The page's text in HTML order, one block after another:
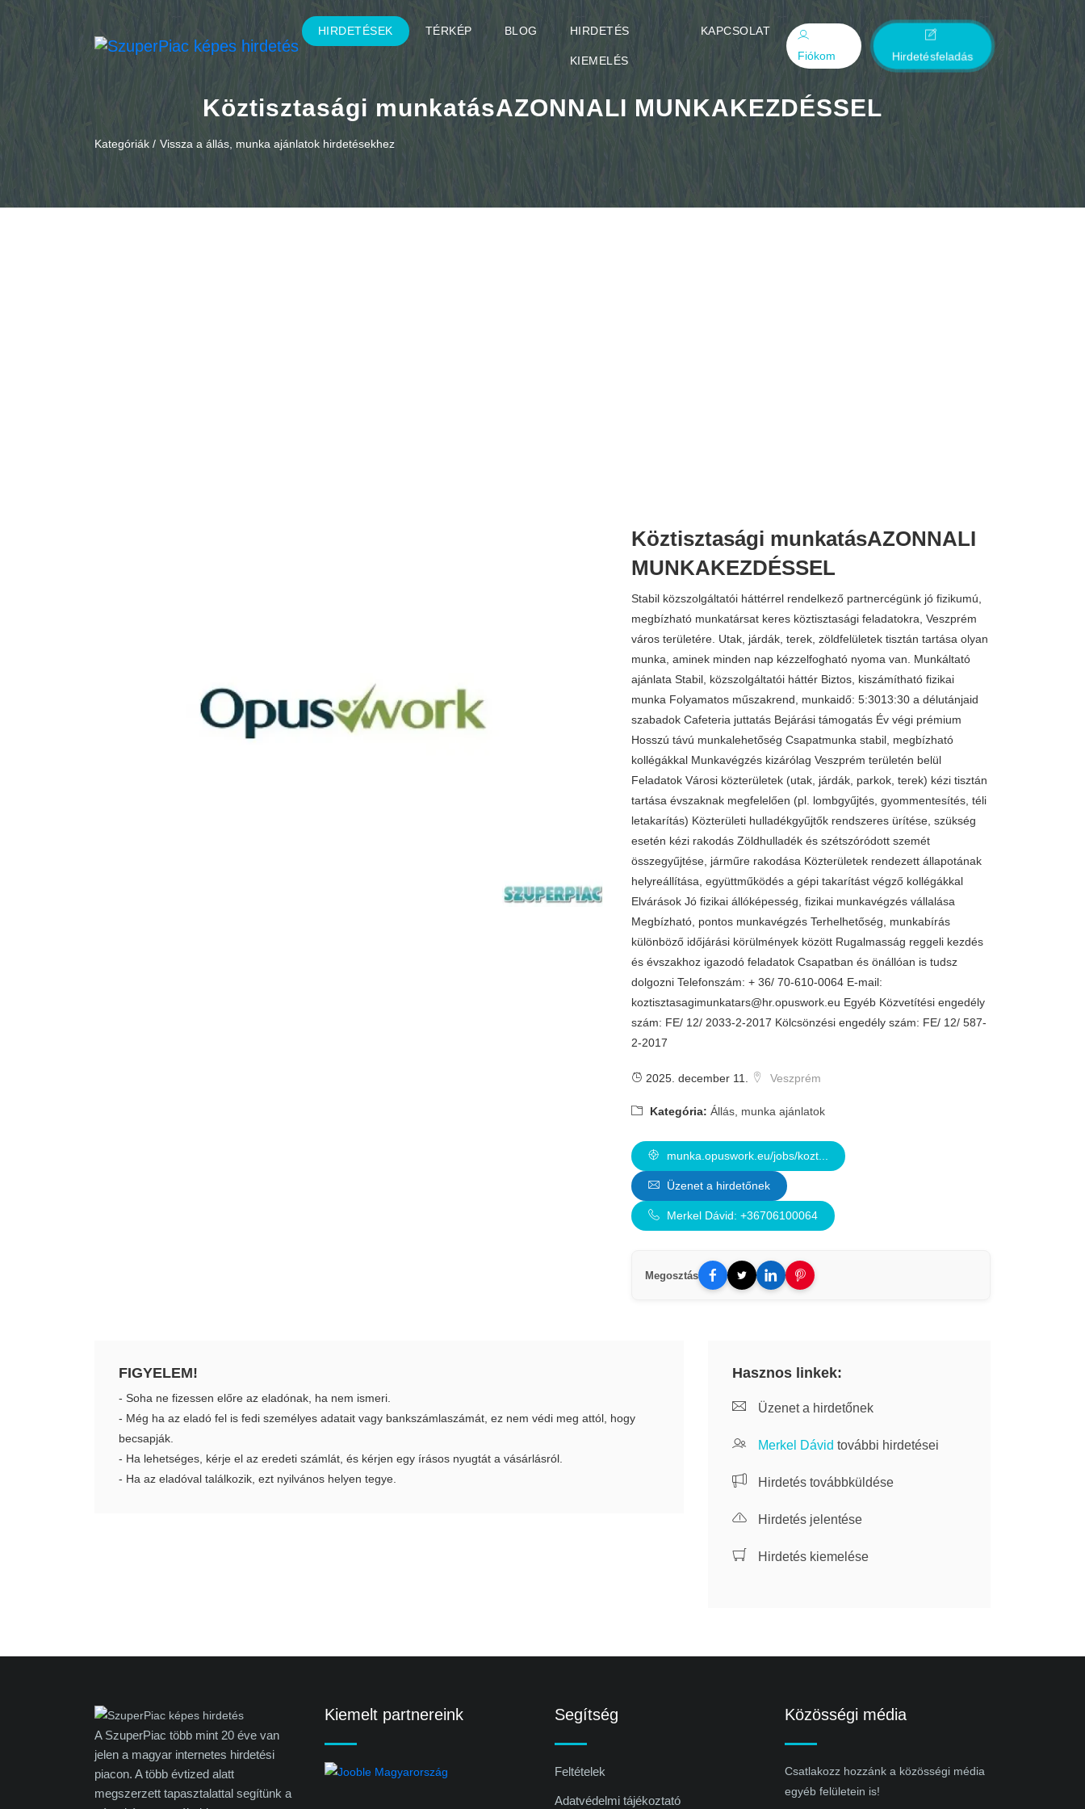
HIRDETÉSEK TÉRKÉP BLOG HIRDETÉS
KIEMELÉS
KAPCSOLAT
Fiókom
Hirdetésfeladás
Köztisztasági munkatásAZONNALI MUNKAKEZDÉSSEL
Kategóriák / Vissza a állás, munka ajánlatok hirdetésekhez
Köztisztasági munkatásAZONNALI
MUNKAKEZDÉSSEL
Stabil közszolgáltatói háttérrel rendelkező partnercégünk jó fizikumú,
megbízható munkatársat keres köztisztasági feladatokra, Veszprém
város területére. Utak, járdák, terek, zöldfelületek tisztán tartása olyan
munka, aminek minden nap kézzelfogható nyoma van. Munkáltató
ajánlata Stabil, közszolgáltatói háttér Biztos, kiszámítható fizikai
munka Folyamatos műszakrend, munkaidő: 5:3013:30 a délutánjaid
szabadok Cafeteria juttatás Bejárási támogatás Év végi prémium
Hosszú távú munkalehetőség Csapatmunka stabil, megbízható
kollégákkal Munkavégzés kizárólag Veszprém területén belül
Feladatok Városi közterületek (utak, járdák, parkok, terek) kézi tisztán
tartása évszaknak megfelelően (pl. lombgyűjtés, gyommentesítés, téli
letakarítás) Közterületi hulladékgyűjtők rendszeres ürítése, szükség
esetén kézi rakodás Zöldhulladék és szétszóródott szemét
összegyűjtése, járműre rakodása Közterületek rendezett állapotának
helyreállítása, együttműködés a gépi takarítást végző kollégákkal
Elvárások Jó fizikai állóképesség, fizikai munkavégzés vállalása
Megbízható, pontos munkavégzés Terhelhetőség, munkabírás
különböző időjárási körülmények között Rugalmasság reggeli kezdés
és évszakhoz igazodó feladatok Csapatban és önállóan is tudsz
dolgozni Telefonszám: + 36/ 70-610-0064 E-mail:
koztisztasagimunkatars@hr.opuswork.eu Egyéb Közvetítési engedély
szám: FE/ 12/ 2033-2-2017 Kölcsönzési engedély szám: FE/ 12/ 587-
2-2017
2025. december 11. Veszprém
Kategória: Állás, munka ajánlatok
munka.opuswork.eu/jobs/kozt...
Üzenet a hirdetőnek
Merkel Dávid: +36706100064
Megosztás
FIGYELEM!
- Soha ne fizessen előre az eladónak, ha nem ismeri.
- Még ha az eladó fel is fedi személyes adatait vagy bankszámlaszámát, ez nem védi meg attól, hogy
becsapják.
- Ha lehetséges, kérje el az eredeti számlát, és kérjen egy írásos nyugtát a vásárlásról.
- Ha az eladóval találkozik, ezt nyilvános helyen tegye.
Hasznos linkek:
Üzenet a hirdetőnek
Merkel Dávid további hirdetései
Hirdetés továbbküldése
Hirdetés jelentése
Hirdetés kiemelése
A SzuperPiac több mint 20 éve van
jelen a magyar internetes hirdetési
piacon. A több évtized alatt
megszerzett tapasztalattal segítünk a
Kiemelt partnereink Segítség
Feltételek
Adatvédelmi tájékoztató
Közösségi média
Csatlakozz hozzánk a közösségi média
egyéb felületein is!